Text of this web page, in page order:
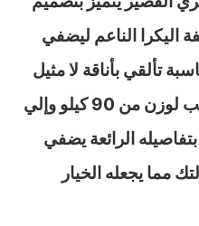
اليكرا الناعم ليضفي
تألقي بأناقة لا مثيل
لها في لياليكي الخاصة يناسب لوزن من 90 كيلو وإلي
بتفاصيله الرائعة يضفي
مما يجعله الخيار